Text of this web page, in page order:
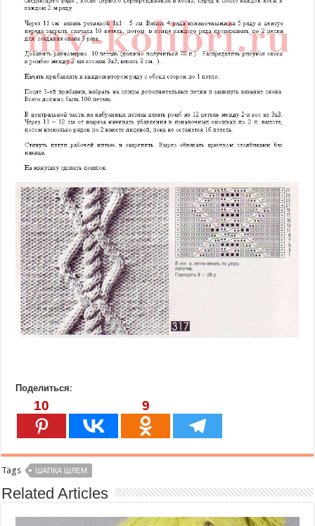
Поделиться:
10 9
Tags ШАПКА ШЛЕМ
Related Articles